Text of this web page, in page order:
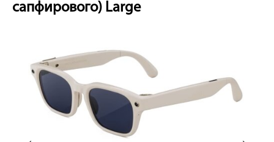
сапфирового) Large